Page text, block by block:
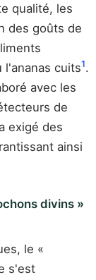
qualité, les
des goûts de
l'ananas cuits1.
avec les
de
exigé des
ainsi
divins »
le «
s'est